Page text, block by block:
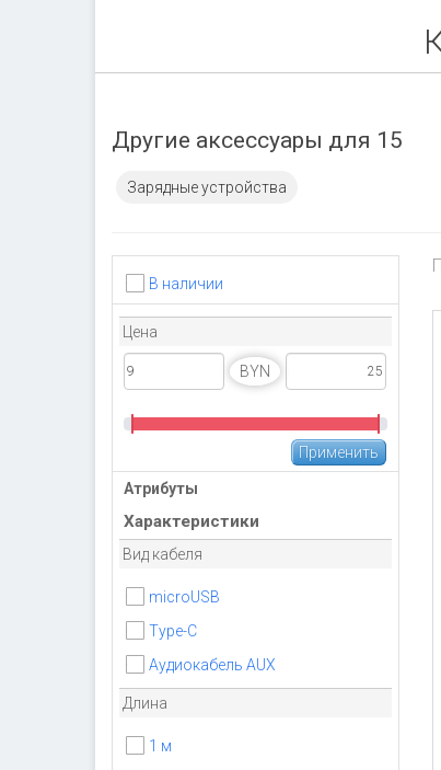
Другие аксессуары для 15
Зарядные устройства
В наличии
Цена
BYN
Атрибуты
Характеристики
Вид кабеля
microUSB
Type-C
Аудиокабель AUX
Длина
1 м